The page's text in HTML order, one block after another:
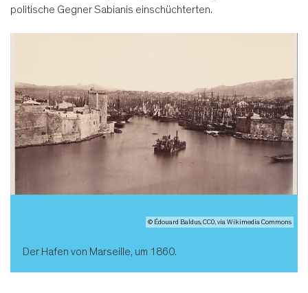
politische Gegner Sabianis einschüchterten.
© Édouard Baldus, CC0, via Wikimedia Commons
Der Hafen von Marseille, um 1860.